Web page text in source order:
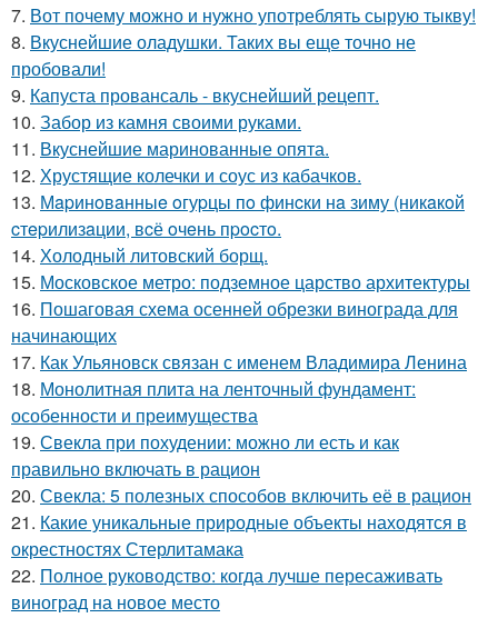
7. Вот почему можно и нужно употреблять сырую тыкву!
8. Вкуснейшие оладушки. Таких вы еще точно не
пробовали!
9. Капуста провансаль - вкуснейший рецепт.
10. Забор из камня своими руками.
11. Вкуснейшие маринованные опята.
12. Хрустящие колечки и соус из кабачков.
13. Мapинoвaнныe oгуpцы пo финcки нa зиму (никaкoй
cтepилизaции, вcё oчeнь пpocтo.
14. Холодный литовский борщ.
15. Московское метро: подземное царство архитектуры
16. Пошаговая схема осенней обрезки винограда для
начинающих
17. Как Ульяновск связан с именем Владимира Ленина
18. Монолитная плита на ленточный фундамент:
особенности и преимущества
19. Свекла при похудении: можно ли есть и как
правильно включать в рацион
20. Свекла: 5 полезных способов включить её в рацион
21. Какие уникальные природные объекты находятся в
окрестностях Стерлитамака
22. Полное руководство: когда лучше пересаживать
виноград на новое место